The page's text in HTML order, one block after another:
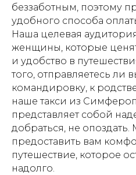
беззаботным, поэтому
удобного способа
Наша целевая
женщины, которые
и удобство в
того, отправляетесь ли
командировку, к
наше такси из
представляет собой
добраться, не опоздать.
предоставить вам
путешествие, которое
надолго.